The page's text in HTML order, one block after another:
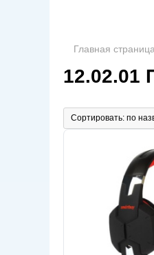
Главная страница
Сортировать: по